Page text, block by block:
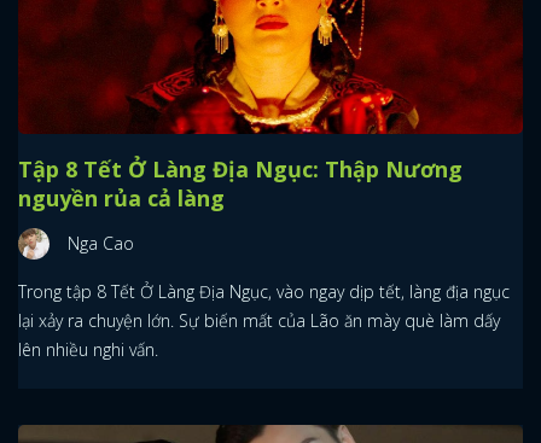
Tập 8 Tết Ở Làng Địa Ngục: Thập Nương
nguyền rủa cả làng
Nga Cao
Trong tập 8 Tết Ở Làng Địa Ngục, vào ngay dịp tết, làng địa ngục
lại xảy ra chuyện lớn. Sự biến mất của Lão ăn mày què làm dấy
lên nhiều nghi vấn.